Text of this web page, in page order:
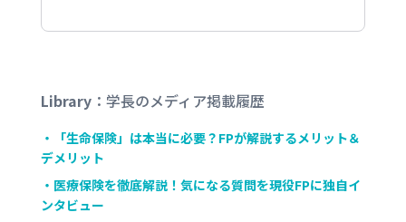
Library：学長のメディア掲載履歴
・「生命保険」は本当に必要？FPが解説するメリット＆
デメリット
・医療保険を徹底解説！気になる質問を現役FPに独自イ
ンタビュー